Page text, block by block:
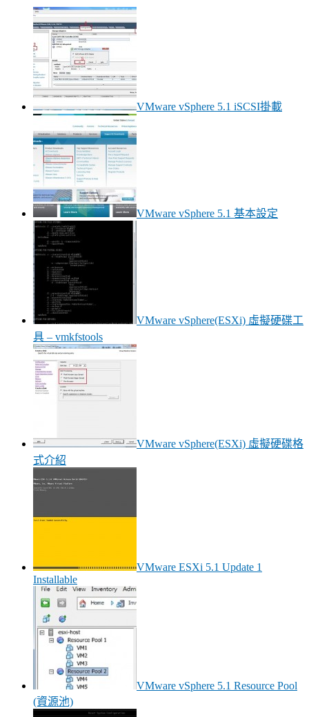
VMware vSphere 5.1 iSCSI掛載
VMware vSphere 5.1 基本設定
VMware vSphere(ESXi) 虛擬硬碟工
具 – vmkfstools
VMware vSphere(ESXi) 虛擬硬碟格
式介紹
VMware ESXi 5.1 Update 1
Installable
VMware vSphere 5.1 Resource Pool
(資源池)